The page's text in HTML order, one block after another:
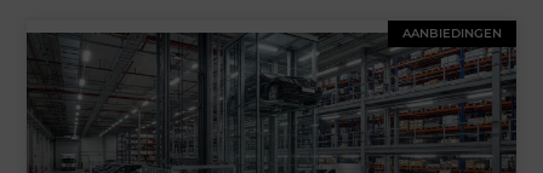
AANBIEDINGEN